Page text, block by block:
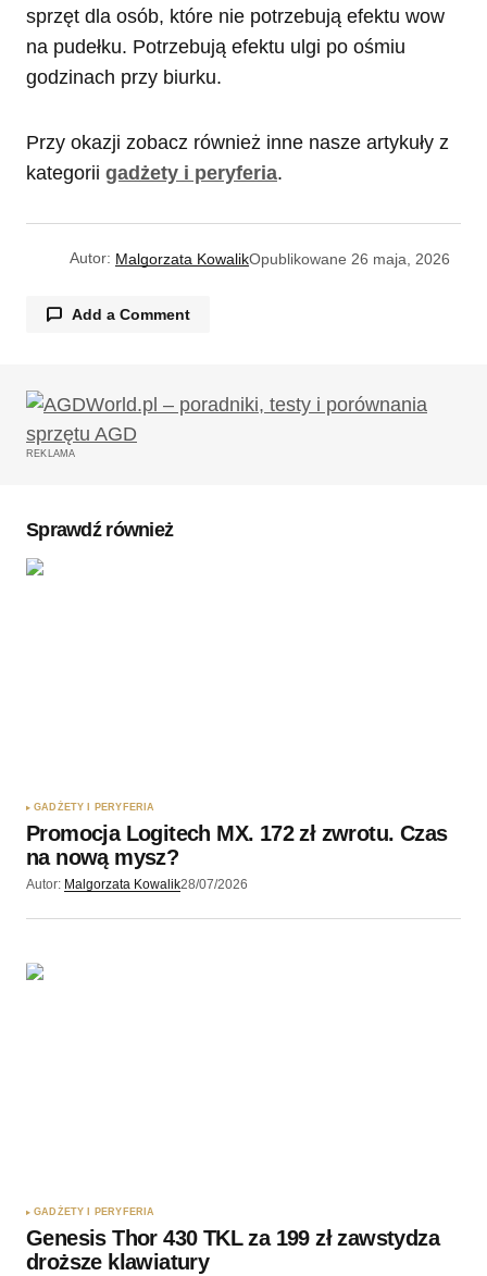
sprzęt dla osób, które nie potrzebują efektu wow
na pudełku. Potrzebują efektu ulgi po ośmiu
godzinach przy biurku.
Przy okazji zobacz również inne nasze artykuły z
kategorii gadżety i peryferia.
Autor: Malgorzata KowalikOpublikowane 26 maja, 2026
Add a Comment
Twój adres email nie zostanie opublikowany.
Wymagane pola są oznaczone
Wyślij komentarz
REKLAMA
Sprawdź również
GADŻETY I PERYFERIA
Promocja Logitech MX. 172 zł zwrotu. Czas
na nową mysz?
Autor: Malgorzata Kowalik28/07/2026
GADŻETY I PERYFERIA
Genesis Thor 430 TKL za 199 zł zawstydza
droższe klawiatury